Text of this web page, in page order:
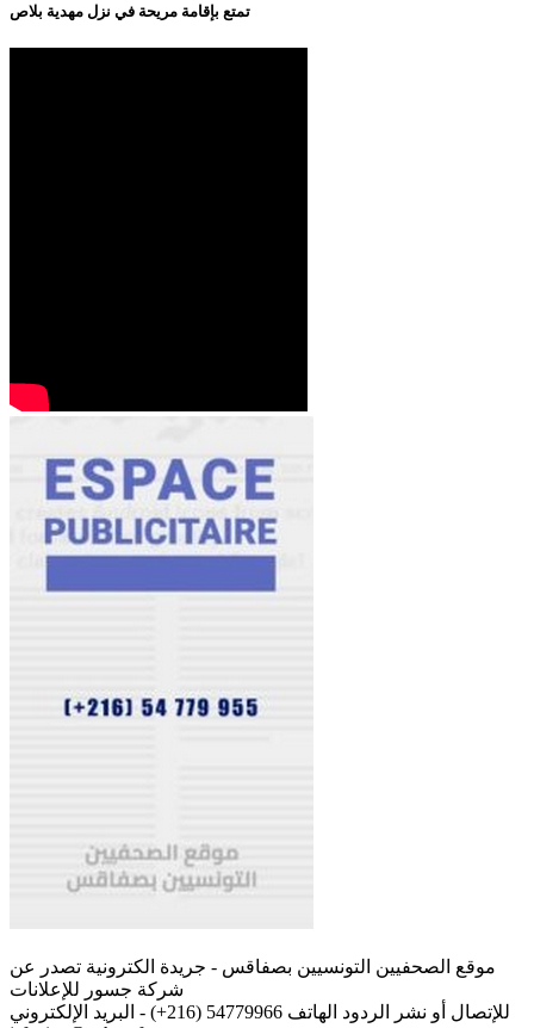
تمتع بإقامة مريحة في نزل مهدية بلاص
موقع الصحفيين التونسيين بصفاقس - جريدة الكترونية تصدر عن
شركة جسور للإعلانات
للإتصال أو نشر الردود الهاتف 54779966 (216+) - البريد الإلكتروني